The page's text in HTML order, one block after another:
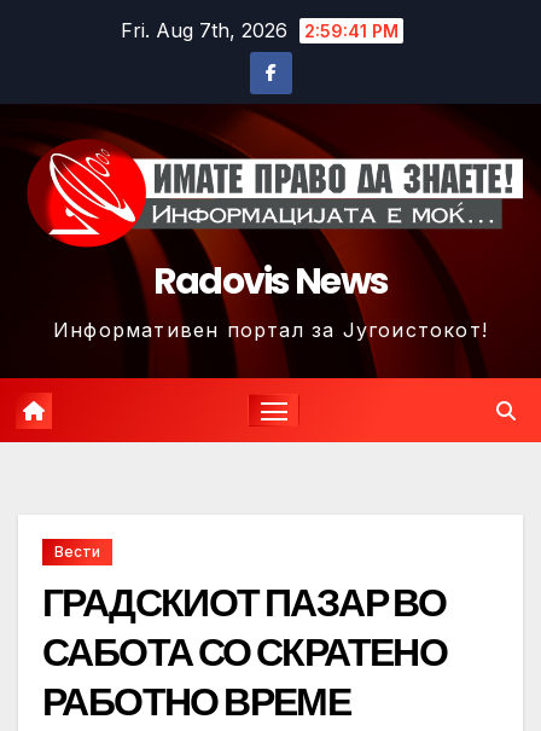
Fri. Aug 7th, 2026 2:59:44 PM
Radovis News
Информативен портал за Југоистокот!
Вести
ГРАДСКИОТ ПАЗАР ВО
САБОТА СО СКРАТЕНО
РАБОТНО ВРЕМЕ